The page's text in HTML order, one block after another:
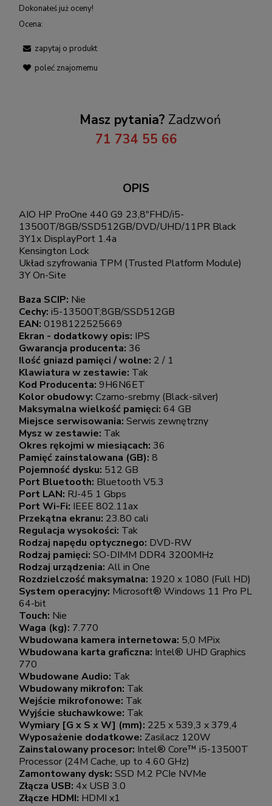
Dokonałeś już oceny!
Ocena:
zapytaj o produkt
poleć znajomemu
Masz pytania? Zadzwoń
71 734 55 66
OPIS
AIO HP ProOne 440 G9 23,8"FHD/i5-
13500T/8GB/SSD512GB/DVD/UHD/11PR Black
3Y1x DisplayPort 1.4a
Kensington Lock
Układ szyfrowania TPM (Trusted Platform Module)
3Y On-Site
Baza SCIP: Nie
Cechy: i5-13500T;8GB/SSD512GB
EAN: 0198122525669
Ekran - dodatkowy opis: IPS
Gwarancja producenta: 36
Ilość gniazd pamięci / wolne: 2 / 1
Klawiatura w zestawie: Tak
Kod Producenta: 9H6N6ET
Kolor obudowy: Czarno-srebrny (Black-silver)
Maksymalna wielkość pamięci: 64 GB
Miejsce serwisowania: Serwis zewnętrzny
Mysz w zestawie: Tak
Okres rękojmi w miesiącach: 36
Pamięć zainstalowana (GB): 8
Pojemność dysku: 512 GB
Port Bluetooth: Bluetooth V5.3
Port LAN: RJ-45 1 Gbps
Port Wi-Fi: IEEE 802.11ax
Przekątna ekranu: 23.80 cali
Regulacja wysokości: Tak
Rodzaj napędu optycznego: DVD-RW
Rodzaj pamięci: SO-DIMM DDR4 3200MHz
Rodzaj urządzenia: All in One
Rozdzielczość maksymalna: 1920 x 1080 (Full HD)
System operacyjny: Microsoft® Windows 11 Pro PL
64-bit
Touch: Nie
Waga (kg): 7.770
Wbudowana kamera internetowa: 5,0 MPix
Wbudowana karta graficzna: Intel® UHD Graphics
770
Wbudowane Audio: Tak
Wbudowany mikrofon: Tak
Wejście mikrofonowe: Tak
Wyjście słuchawkowe: Tak
Wymiary [G x S x W] (mm): 225 x 539,3 x 379,4
Wyposażenie dodatkowe: Zasilacz 120W
Zainstalowany procesor: Intel® Core™ i5-13500T
Processor (24M Cache, up to 4.60 GHz)
Zamontowany dysk: SSD M.2 PCIe NVMe
Złącza USB: 4x USB 3.0
Złącze HDMI: HDMI x1